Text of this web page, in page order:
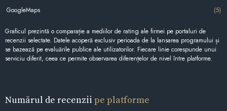
GoogleMaps (5)
Graficul prezintă o comparație a mediilor de rating ale firmei pe portaluri de
recenzii selectate. Datele acoperă exclusiv perioada de la lansarea programului și
se bazează pe evaluările publice ale utilizatorilor. Fiecare linie corespunde unui
serviciu diferit, ceea ce permite observarea diferențelor de nivel între platforme.
Numărul de recenzii pe platforme